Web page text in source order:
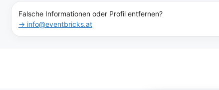
Falsche Informationen oder Profil entfernen?
→ info@eventbricks.at